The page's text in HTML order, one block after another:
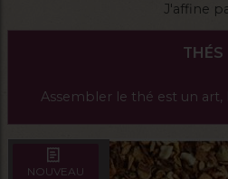
J'affine
THÉS
Assembler le thé est un art,
NOUVEAU